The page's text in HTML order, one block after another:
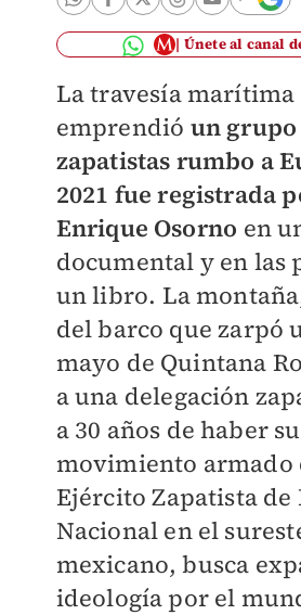
Únete al canal
La travesía marítima
emprendió un grupo
zapatistas rumbo a
2021 fue registrada
Enrique Osorno en
documental y en las
un libro. La
del barco que zarpó
mayo de Quintana
a una delegación
a 30 años de haber
movimiento armado
Ejército Zapatista
Nacional en el
mexicano, busca
ideología por el